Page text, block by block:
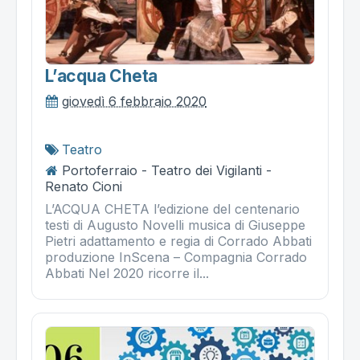
L’acqua Cheta
giovedì 6 febbraio 2020
Teatro
Portoferraio - Teatro dei Vigilanti -
Renato Cioni
L’ACQUA CHETA l’edizione del centenario
testi di Augusto Novelli musica di Giuseppe
Pietri adattamento e regia di Corrado Abbati
produzione InScena – Compagnia Corrado
Abbati Nel 2020 ricorre il...